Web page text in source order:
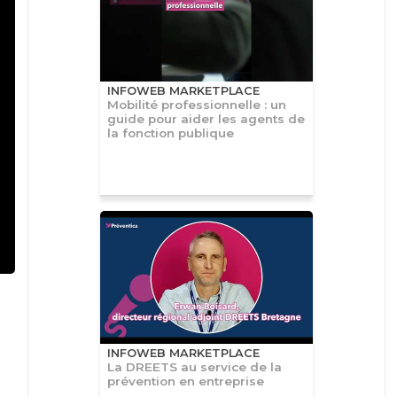
INFOWEB MARKETPLACE
Mobilité professionnelle : un
guide pour aider les agents de
la fonction publique
INFOWEB MARKETPLACE
La DREETS au service de la
prévention en entreprise